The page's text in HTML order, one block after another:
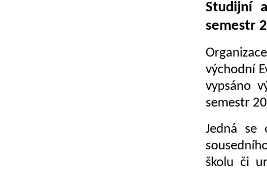
Studijní
semestr
východní
vypsáno
semestr
Jedná se
školu či